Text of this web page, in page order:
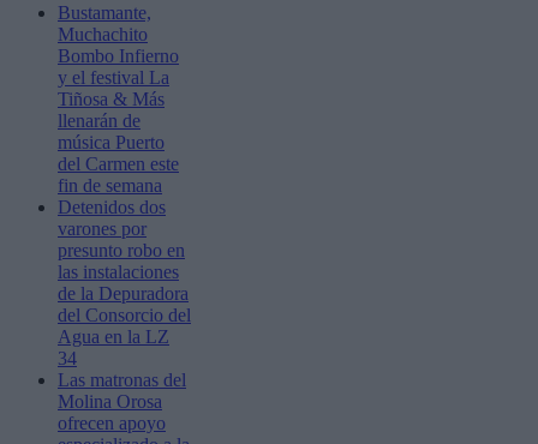
Bustamante,
Muchachito
Bombo Infierno
y el festival La
Tiñosa & Más
llenarán de
música Puerto
del Carmen este
fin de semana
Detenidos dos
varones por
presunto robo en
las instalaciones
de la Depuradora
del Consorcio del
Agua en la LZ
34
Las matronas del
Molina Orosa
ofrecen apoyo